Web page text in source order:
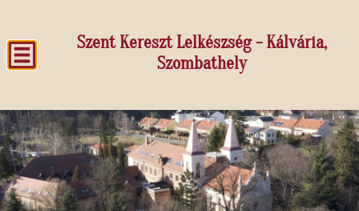
Szent Kereszt Lelkészség - Kálvária,
Szombathely